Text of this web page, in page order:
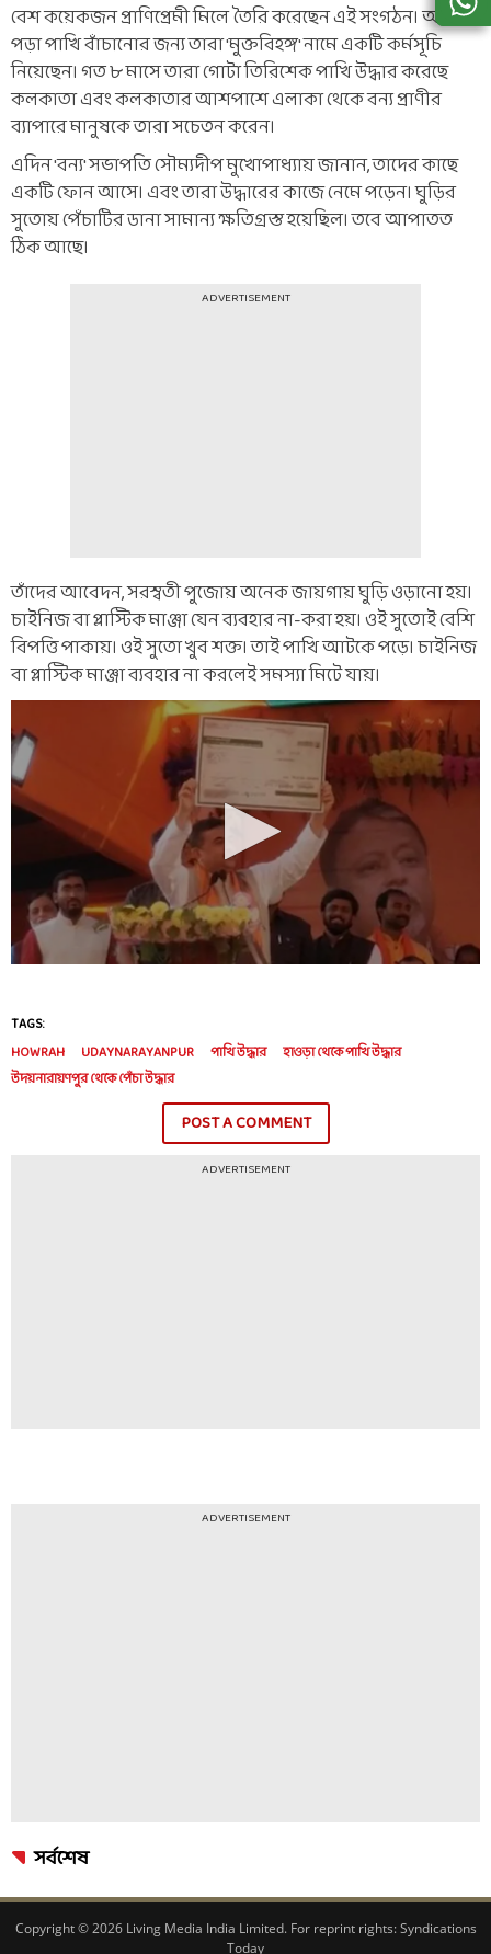
বেশ কয়েকজন প্রাণিপ্রেমী মিলে তৈরি করেছেন এই সংগঠন। আটকে
পড়া পাখি বাঁচানোর জন্য তারা 'মুক্তবিহঙ্গ' নামে একটি কর্মসূচি
নিয়েছেন। গত ৮ মাসে তারা গোটা তিরিশেক পাখি উদ্ধার করেছে
কলকাতা এবং কলকাতার আশপাশে এলাকা থেকে বন্য প্রাণীর
ব্যাপারে মানুষকে তারা সচেতন করেন।
এদিন 'বন্য' সভাপতি সৌম্যদীপ মুখোপাধ্যায় জানান, তাদের কাছে
একটি ফোন আসে। এবং তারা উদ্ধারের কাজে নেমে পড়েন। ঘুড়ির
সুতোয় পেঁচাটির ডানা সামান্য ক্ষতিগ্রস্ত হয়েছিল। তবে আপাতত
ঠিক আছে।
ADVERTISEMENT
তাঁদের আবেদন, সরস্বতী পুজোয় অনেক জায়গায় ঘুড়ি ওড়ানো হয়।
চাইনিজ বা প্লাস্টিক মাঞ্জা যেন ব্যবহার না-করা হয়। ওই সুতোই বেশি
বিপত্তি পাকায়। ওই সুতো খুব শক্ত। তাই পাখি আটকে পড়ে। চাইনিজ
বা প্লাস্টিক মাঞ্জা ব্যবহার না করলেই সমস্যা মিটে যায়।
TAGS:
HOWRAH
UDAYNARAYANPUR পাখি উদ্ধার
হাওড়া থেকে পাখি উদ্ধার
উদয়নারায়ণপুর থেকে পেঁচা উদ্ধার
POST A COMMENT
ADVERTISEMENT
ADVERTISEMENT
সর্বশেষ
Copyright © 2026 Living Media India Limited. For reprint rights:Syndications
Today